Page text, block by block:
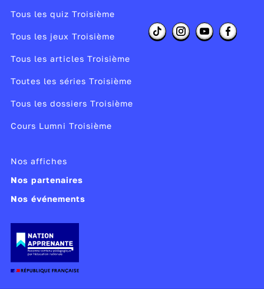
Tous les quiz Troisième
Tous les jeux Troisième
Tous les articles Troisième
Toutes les séries Troisième
Tous les dossiers Troisième
Cours Lumni Troisième
Nos affiches
Nos partenaires
Nos événements